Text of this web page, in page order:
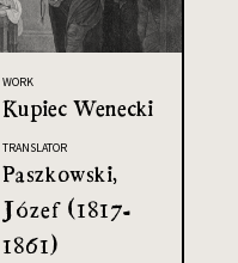
WORK
Kupiec Wenecki
TRANSLATOR
Paszkowski,
Józef (1817-
1861)